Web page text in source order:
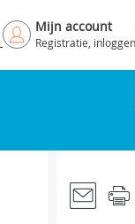
Mijn account
Registratie, inloggen